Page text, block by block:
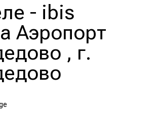
- ibis
Аэропорт
, г.